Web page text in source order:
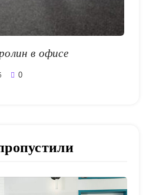
в офисе
0